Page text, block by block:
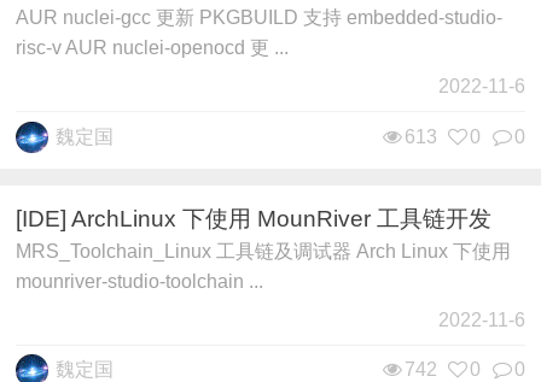
AUR nuclei-gcc 更新 PKGBUILD 支持 embedded-studio-
risc-v AUR nuclei-openocd 更 ...
2022-11-6
魏定国 0
0
613
[IDE] ArchLinux 下使用 MounRiver 工具链开发
MRS_Toolchain_Linux 工具链及调试器 Arch Linux 下使用
mounriver-studio-toolchain ...
2022-11-6
魏定国 0
0
742